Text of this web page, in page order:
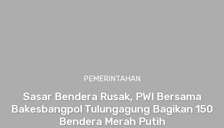
PEMERINTAHAN
Sasar Bendera Rusak, PWI Bersama
Bakesbangpol Tulungagung Bagikan 150
Bendera Merah Putih